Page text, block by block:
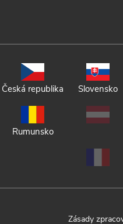
Česká republika Slovensko
Rumunsko
Zásady